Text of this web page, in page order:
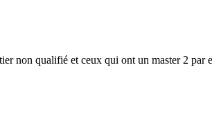
non qualifié et ceux qui ont un master 2